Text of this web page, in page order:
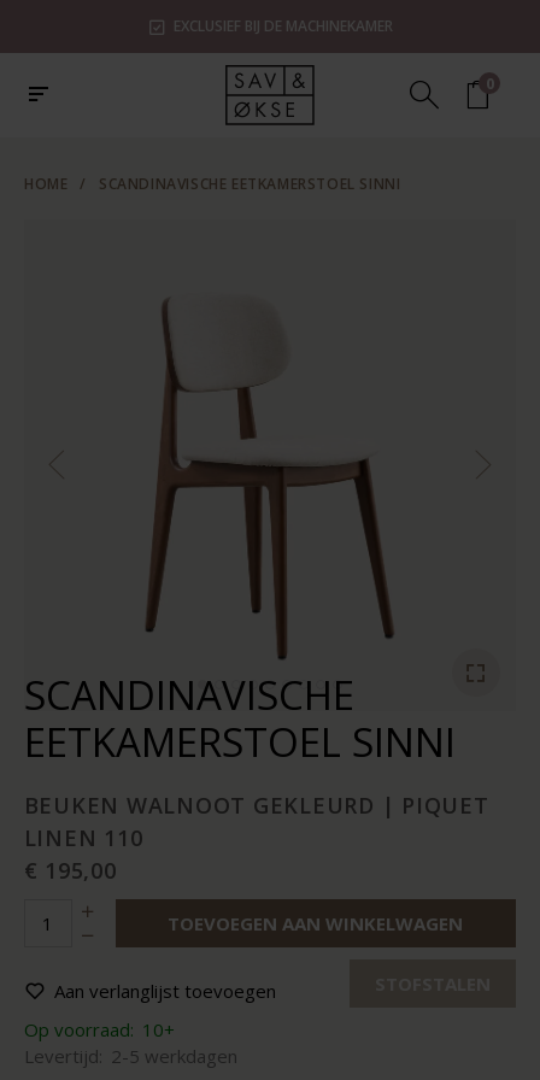
EXCLUSIEF BIJ DE MACHINEKAMER
0
HOME / SCANDINAVISCHE EETKAMERSTOEL SINNI
SCANDINAVISCHE
EETKAMERSTOEL SINNI
BEUKEN WALNOOT GEKLEURD | PIQUET
LINEN 110
€ 195,00
TOEVOEGEN AAN WINKELWAGEN
Aan verlanglijst toevoegen
Op voorraad: 10+
Levertijd: 2-5 werkdagen